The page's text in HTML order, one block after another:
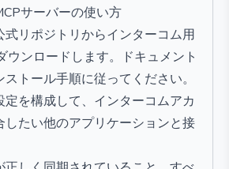
サーバーの使い方
式リポジトリからインターコム用
ウンロードします。ドキュメント
トール手順に従ってください。
を構成して、インターコムアカ
したい他のアプリケーションと接